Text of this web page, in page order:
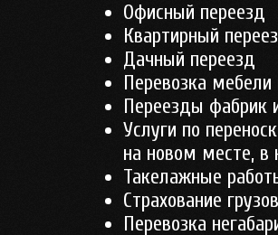
Офисный переезд
Квартирный
Дачный переезд
Перевозка
Переезды фабрик
Услуги по
на новом месте, в
Такелажные
Страхование грузов
Перевозка